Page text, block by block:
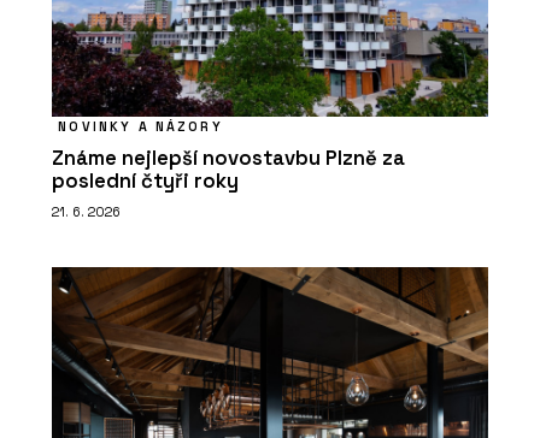
NOVINKY A NÁZORY
Známe nejlepší novostavbu Plzně za
poslední čtyři roky
21. 6. 2026